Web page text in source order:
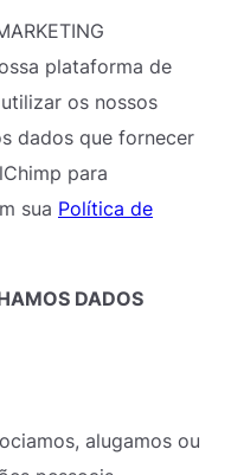
plataforma de
os nossos
dados que fornecer
para
sua Política de
DADOS
alugamos ou